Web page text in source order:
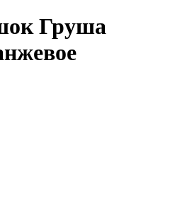
Груша